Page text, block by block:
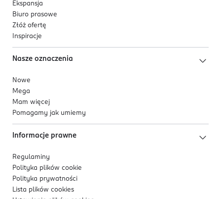
Ekspansja
Biuro prasowe
Złóż ofertę
Inspiracje
Nasze oznaczenia
Nowe
Mega
Mam więcej
Pomagamy jak umiemy
Informacje prawne
Regulaminy
Polityka plików cookie
Polityka prywatności
Lista plików cookies